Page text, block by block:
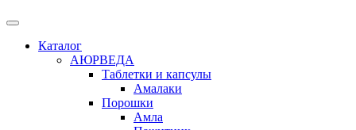
Каталог
АЮРВЕДА
Таблетки и капсулы
Амалаки
Порошки
Амла